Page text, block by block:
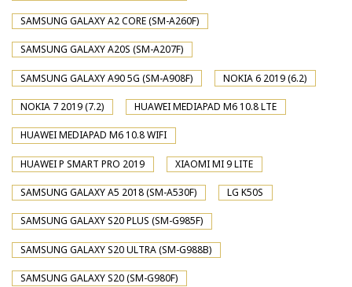
SAMSUNG GALAXY A2 CORE (SM-A260F)
SAMSUNG GALAXY A20S (SM-A207F)
SAMSUNG GALAXY A90 5G (SM-A908F) NOKIA 6 2019 (6.2)
NOKIA 7 2019 (7.2) HUAWEI MEDIAPAD M6 10.8 LTE
HUAWEI MEDIAPAD M6 10.8 WIFI
HUAWEI P SMART PRO 2019 XIAOMI MI 9 LITE
SAMSUNG GALAXY A5 2018 (SM-A530F) LG K50S
SAMSUNG GALAXY S20 PLUS (SM-G985F)
SAMSUNG GALAXY S20 ULTRA (SM-G988B)
SAMSUNG GALAXY S20 (SM-G980F)